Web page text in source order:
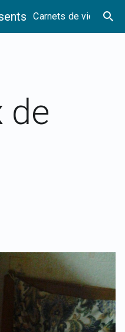
Carnets de vie search
de